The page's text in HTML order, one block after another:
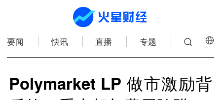
要闻 快讯 直播 专题
Polymarket LP 做市激励背